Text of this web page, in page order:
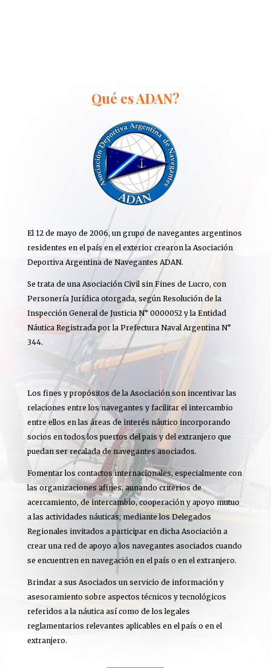
Qué es ADAN?
El 12 de mayo de 2006, un grupo de navegantes argentinos
residentes en el país en el exterior crearon la Asociación
Deportiva Argentina de Navegantes ADAN.
Se trata de una Asociación Civil sin Fines de Lucro, con
Personería Jurídica otorgada, según Resolución de la
Inspección General de Justicia N° 0000052 y la Entidad
Náutica Registrada por la Prefectura Naval Argentina N°
344.
Los fines y propósitos de la Asociación son incentivar las
relaciones entre los navegantes y facilitar el intercambio
entre ellos en las áreas de interés náutico incorporando
socios en todos los puertos del pais y del extranjero que
puedan ser recalada de navegantes asociados.
Fomentar los contactos internacionales, especialmente con
las organizaciones afines, aunando criterios de
acercamiento, de intercambio, cooperación y apoyo mutuo
a las actividades náuticas; mediante los Delegados
Regionales invitados a participar en dicha Asociación a
crear una red de apoyo a los navegantes asociados cuando
se encuentren en navegación en el país o en el extranjero.
Brindar a sus Asociados un servicio de información y
asesoramiento sobre aspectos técnicos y tecnológicos
referidos a la náutica así como de los legales
reglamentarios relevantes aplicables en el país o en el
extranjero.